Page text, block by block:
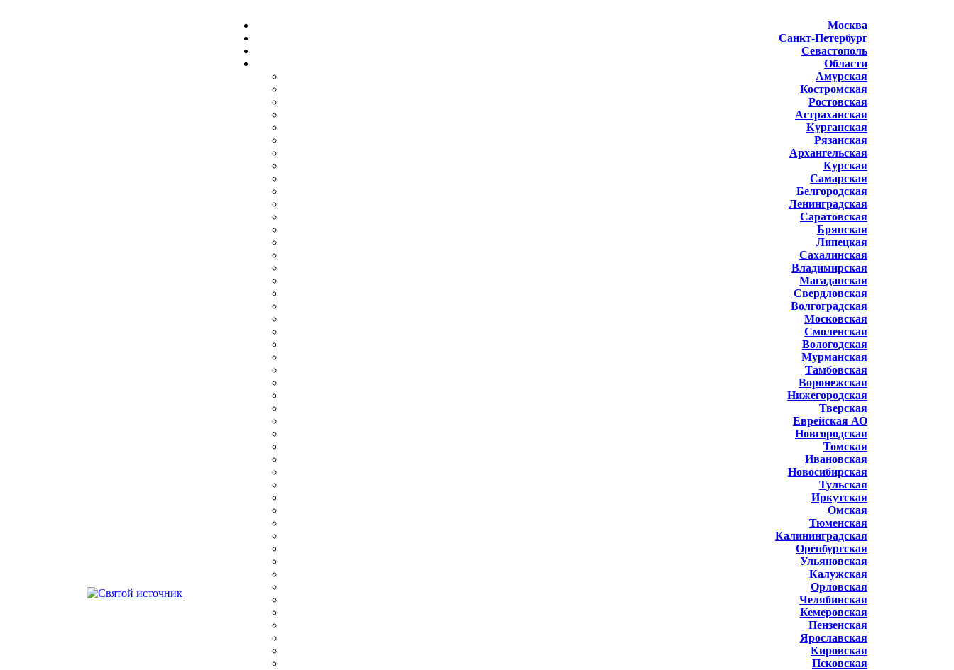
Москва
Санкт-Петербург
Севастополь
Области
Амурская
Костромская
Ростовская
Астраханская
Курганская
Рязанская
Архангельская
Курская
Самарская
Белгородская
Ленинградская
Саратовская
Брянская
Липецкая
Сахалинская
Владимирская
Магаданская
Свердловская
Волгоградская
Московская
Смоленская
Вологодская
Мурманская
Тамбовская
Воронежская
Нижегородская
Тверская
Еврейская АО
Новгородская
Томская
Ивановская
Новосибирская
Тульская
Иркутская
Омская
Тюменская
Калининградская
Оренбургская
Ульяновская
Калужская
Орловская
Челябинская
Кемеровская
Пензенская
Ярославская
Кировская
Псковская